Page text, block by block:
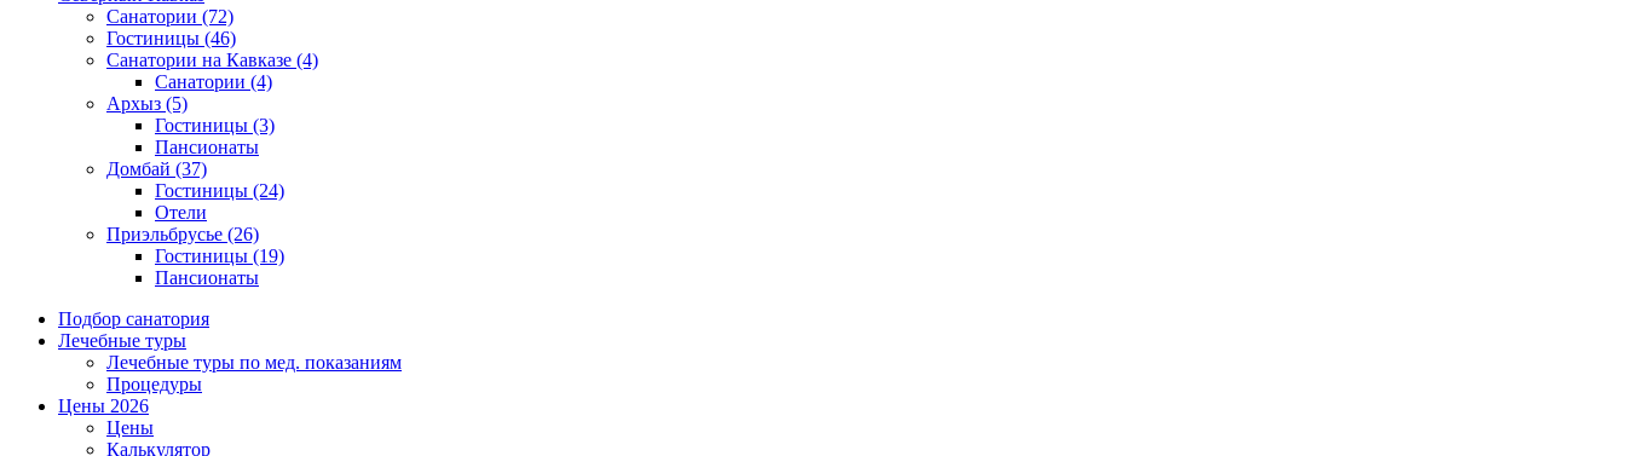
Санатории (72)
Гостиницы (46)
Санатории на Кавказе (4)
Санатории (4)
Архыз (5)
Гостиницы (3)
Пансионаты
Домбай (37)
Гостиницы (24)
Отели
Приэльбрусье (26)
Гостиницы (19)
Пансионаты
Подбор санатория
Лечебные туры
Лечебные туры по мед. показаниям
Процедуры
Цены 2026
Цены
Калькулятор